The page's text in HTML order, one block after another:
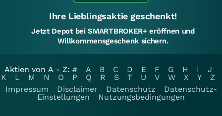
Ihre Lieblingsaktie geschenkt!
Jetzt Depot bei SMARTBROKER+ eröffnen und
Willkommensgeschenk sichern.
Aktien von A - Z: # A B C D E F G H I
J
K
L M N O P Q R S T U V W X Y
Z
Impressum
Disclaimer Datenschutz
Datenschutz-
Einstellungen
Nutzungsbedingungen